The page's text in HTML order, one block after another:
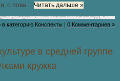
о пова ... Читать дальше »
в категорию Конспекты | 0 Комментариев »
в средней группе
кружка